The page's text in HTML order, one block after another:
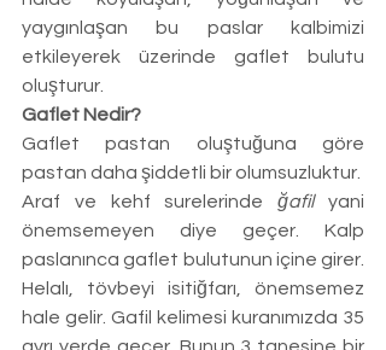
yaygınlaşan bu paslar kalbimizi
etkileyerek üzerinde gaflet bulutu
oluşturur.
Gaflet Nedir?
Gaflet pastan oluştuğuna göre
pastan daha şiddetli bir olumsuzluktur.
Araf ve kehf surelerinde ğafil yani
önemsemeyen diye geçer. Kalp
paslanınca gaflet bulutunun içine girer.
Helalı, tövbeyi isitiğfarı, önemsemez
hale gelir. Gafil kelimesi kuranımızda 35